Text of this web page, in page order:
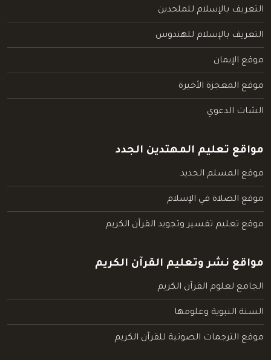
التعريف بالإسلام للملحدين
التعريف بالإسلام للهندوس
موقع الإيمان
موقع المعجزة الأخيرة
الشات الدعوي
مواقع تعليم المهتدين الجدد
موقع المسلم الجديد
موقع الصلاة في الإسلام
موقع تعليم تفسير وتجويد القرآن الكريم
مواقع نشر وتعليم القرآن الكريم
الجامع لعلوم القرآن الكريم
السنة النبوية وعلومها
موقع الترجمات الصوتية للقرآن الكريم